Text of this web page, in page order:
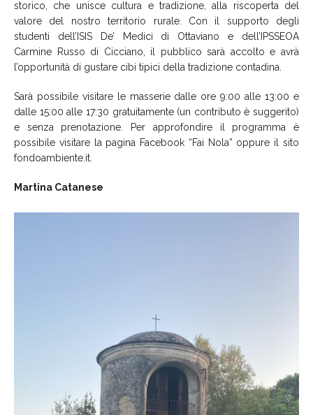
storico, che unisce cultura e tradizione, alla riscoperta del
valore del nostro territorio rurale. Con il supporto degli
studenti dell’ISIS De’ Medici di Ottaviano e dell’IPSSEOA
Carmine Russo di Cicciano, il pubblico sarà accolto e avrà
l’opportunità di gustare cibi tipici della tradizione contadina.
Sarà possibile visitare le masserie dalle ore 9:00 alle 13:00 e
dalle 15:00 alle 17:30 gratuitamente (un contributo è suggerito)
e senza prenotazione. Per approfondire il programma è
possibile visitare la pagina Facebook “Fai Nola” oppure il sito
fondoambiente.it.
Martina Catanese